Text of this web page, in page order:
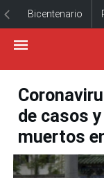
Bicentenario
de casos
muertos